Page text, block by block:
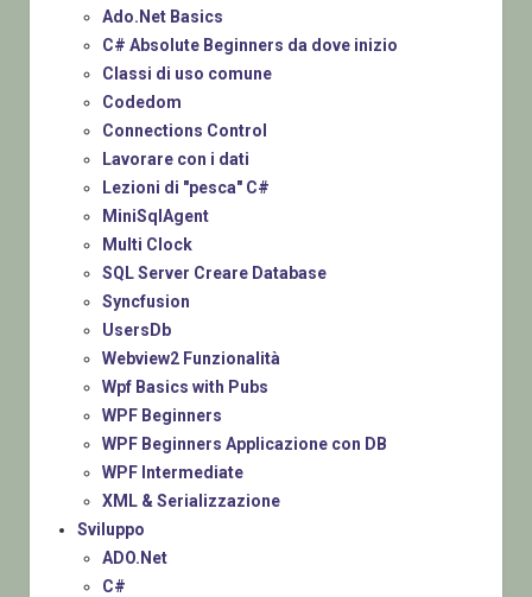
Ado.Net Basics
C# Absolute Beginners da dove inizio
Classi di uso comune
Codedom
Connections Control
Lavorare con i dati
Lezioni di "pesca" C#
MiniSqlAgent
Multi Clock
SQL Server Creare Database
Syncfusion
UsersDb
Webview2 Funzionalità
Wpf Basics with Pubs
WPF Beginners
WPF Beginners Applicazione con DB
WPF Intermediate
XML & Serializzazione
Sviluppo
ADO.Net
C#